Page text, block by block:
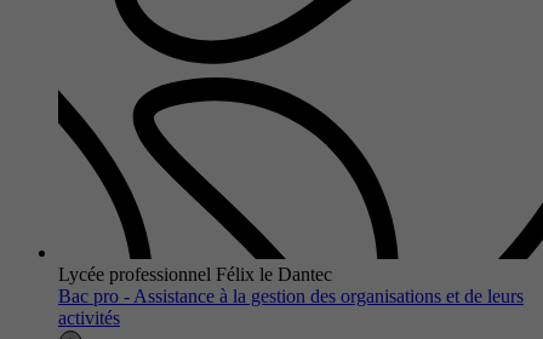
Lycée professionnel Félix le Dantec
Bac pro - Assistance à la gestion des organisations et de leurs
activités